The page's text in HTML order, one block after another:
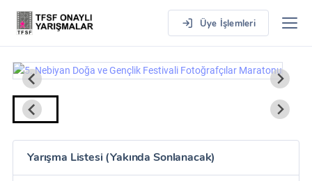
Üye İşlemleri
Yarışma Listesi (Yakında Sonlanacak)